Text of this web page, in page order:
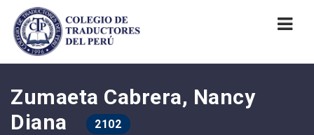
Zumaeta Cabrera, Nancy
Diana
2102